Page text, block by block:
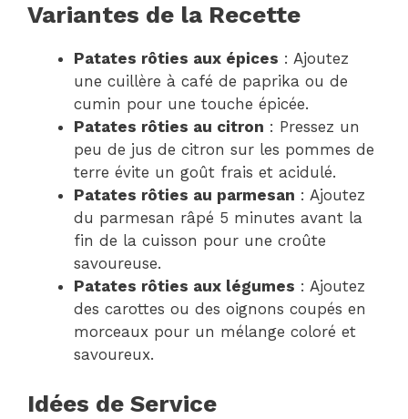
Variantes de la Recette
Patates rôties aux épices : Ajoutez
une cuillère à café de paprika ou de
cumin pour une touche épicée.
Patates rôties au citron : Pressez un
peu de jus de citron sur les pommes de
terre évite un goût frais et acidulé.
Patates rôties au parmesan : Ajoutez
du parmesan râpé 5 minutes avant la
fin de la cuisson pour une croûte
savoureuse.
Patates rôties aux légumes : Ajoutez
des carottes ou des oignons coupés en
morceaux pour un mélange coloré et
savoureux.
Idées de Service